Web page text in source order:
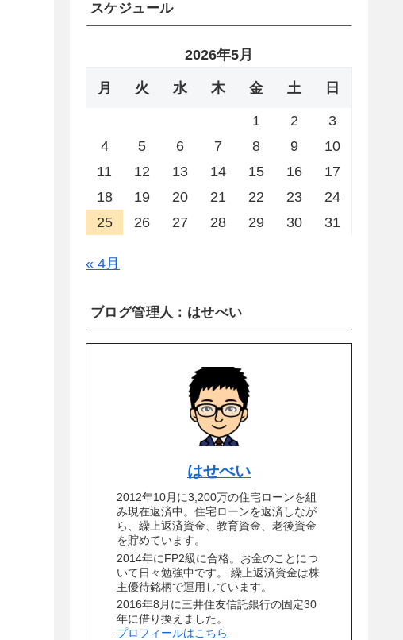
スケジュール
2026年5月
月 火 水 木 金 土 日
1 2
3
4
5 6 7 8 9
10
11
12 13 14 15 16
17
18
19 20 21 22 23
24
25
26 27 28 29 30 31
« 4月
ブログ管理人：はせべい
はせべい
2012年10月に3,200万の住宅ローンを組
み現在返済中。住宅ローンを返済しなが
ら、繰上返済資金、教育資金、老後資金
を貯めています。
2014年にFP2級に合格。お金のことにつ
いて日々勉強中です。 繰上返済資金は株
主優待銘柄で運用しています。
2016年8月に三井住友信託銀行の固定30
年に借り換えました。
プロフィールはこちら